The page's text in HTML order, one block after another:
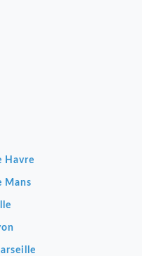
Havre
Mans